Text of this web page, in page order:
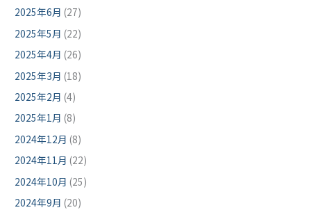
2025年6月 (27)
2025年5月 (22)
2025年4月 (26)
2025年3月 (18)
2025年2月 (4)
2025年1月 (8)
2024年12月 (8)
2024年11月 (22)
2024年10月 (25)
2024年9月 (20)